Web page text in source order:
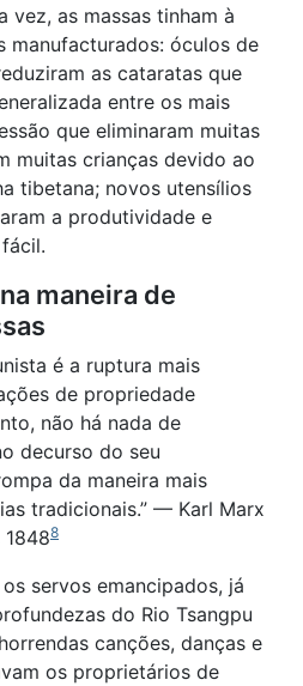
vez, as massas tinham à
manufacturados: óculos de
as cataratas que
entre os mais
que eliminaram muitas
muitas crianças devido ao
tibetana; novos utensílios
a produtividade e
maneira de
é a ruptura mais
de propriedade
não há nada de
decurso do seu
da maneira mais
tradicionais.” — Karl Marx
18488
servos emancipados, já
do Rio Tsangpu
canções, danças e
os proprietários de